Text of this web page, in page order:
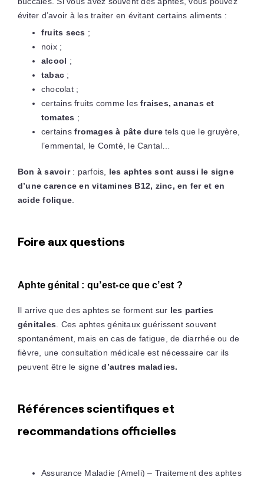
éviter d’avoir à les traiter en évitant certains aliments :
fruits secs ;
noix ;
alcool ;
tabac ;
chocolat ;
certains fruits comme lesfraises, ananas et
tomates ;
certainsfromages à pâte duretels que le gruyère,
l’emmental, le Comté, le Cantal…
Bon à savoir: parfois, les aphtes sont aussi le signe
d’une carence en vitamines B12, zinc, en fer et en
acide folique
Foire aux questions
Aphte génital : qu’est-ce que c’est ?
Il arrive que des aphtes se forment sur les parties
génitales . Ces aphtes génitaux guérissent souvent
spontanément, mais en cas de fatigue, de diarrhée ou de
fièvre, une consultation médicale est nécessaire car ils
peuvent être le signe d’autres maladies.
Références scientifiques et
recommandations officielles
Assurance Maladie (Ameli) – Traitement des aphtes